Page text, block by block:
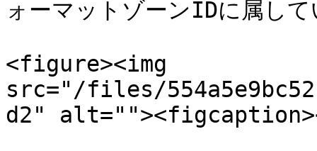
ォーマットゾーンIDに属し
<figure><img
src="/files/
d2"